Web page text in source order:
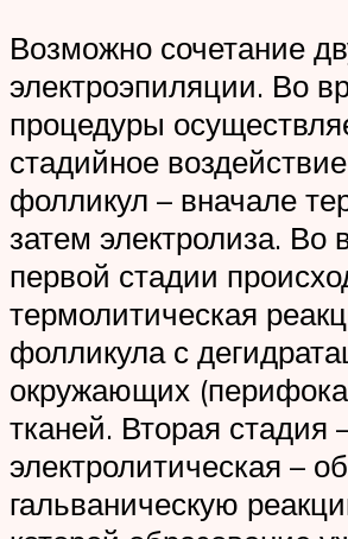
Возможно сочетание
электроэпиляции. Во
процедуры
стадийное
фолликул – вначале
затем электролиза. Во
первой стадии
термолитическая
фолликула с
окружающих
тканей. Вторая стадия
электролитическая –
гальваническую